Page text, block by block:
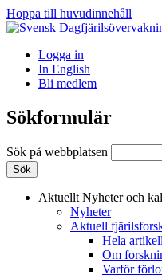
Hoppa till huvudinnehåll
Logga in
In English
Bli medlem
Sökformulär
Sök på webbplatsen
Aktuellt Nyheter och
Nyheter
Aktuell
Hela
Om
Varför